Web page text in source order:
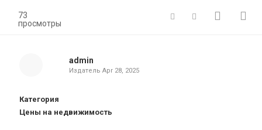
73
просмотры
admin
Издатель Apr 28, 2025
Категория
Цены на недвижимость